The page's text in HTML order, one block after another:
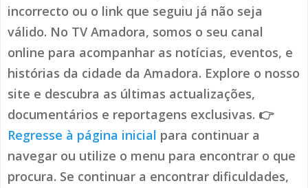
incorrecto ou o link que seguiu já não seja
válido. No TV Amadora, somos o seu canal
online para acompanhar as notícias, eventos, e
histórias da cidade da Amadora. Explore o nosso
site e descubra as últimas actualizações,
documentários e reportagens exclusivas. 👉
Regresse à página inicial para continuar a
navegar ou utilize o menu para encontrar o que
procura. Se continuar a encontrar dificuldades,